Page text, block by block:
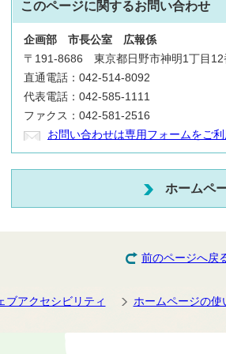
このページに関するお問い合わせ
企画部 市長公室 広報係
〒191-8686 東京都日野市神明1丁目
直通電話：042-514-8092
代表電話：042-585-1111
ファクス：042-581-2516
お問い合わせは専用フォームをご利
ホームペ
前のページへ戻
ブアクセシビリティ ホームページの使